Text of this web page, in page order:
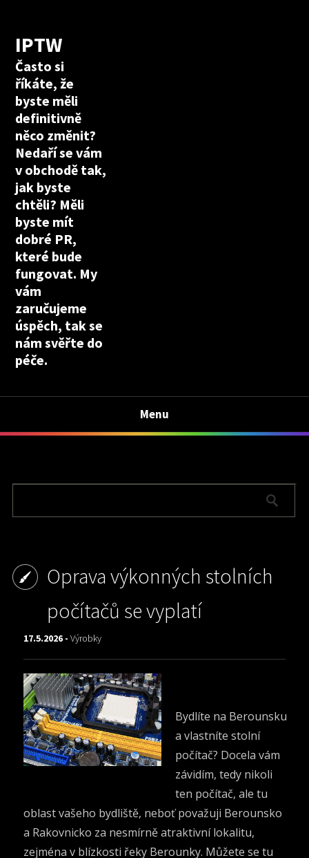
IPTW
Často si
říkáte, že
byste měli
definitivně
něco změnit?
Nedaří se vám
v obchodě tak,
jak byste
chtěli? Měli
byste mít
dobré PR,
které bude
fungovat. My
vám
zaručujeme
úspěch, tak se
nám svěřte do
péče.
Menu
Oprava výkonných stolních
počítačů se vyplatí
17.5.2026 -Výrobky
Bydlíte na Berounsku
a vlastníte stolní
počítač? Docela vám
závidím, tedy nikoli
ten počítač, ale tu
oblast vašeho bydliště, neboť považuji Berounsko
a Rakovnicko za nesmírně atraktivní lokalitu,
zejména v blízkosti řeky Berounky. Můžete se tu